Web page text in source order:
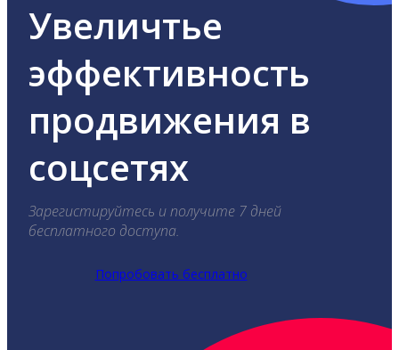
Увеличтье
эффективность
продвижения в
соцсетях
Зарегистируйтесь и получите 7 дней
бесплатного доступа.
Попробовать бесплатно